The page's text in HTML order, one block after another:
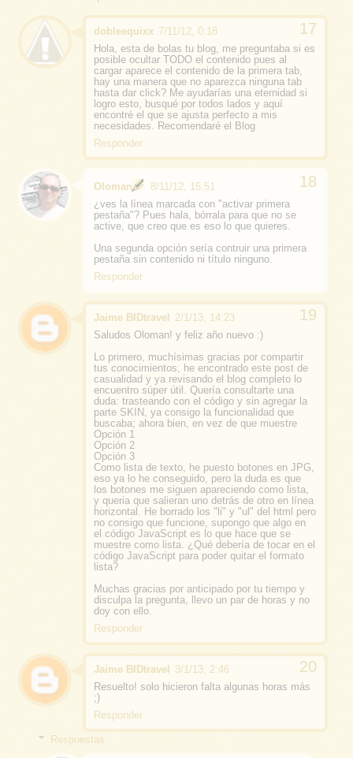
dobleequixx 7/11/12, 0:18
Hola, esta de bolas tu blog, me preguntaba si es
posible ocultar TODO el contenido pues al
cargar aparece el contenido de la primera tab,
hay una manera que no aparezca ninguna tab
hasta dar click? Me ayudarías una eternidad si
logro esto, busqué por todos lados y aquí
encontré el que se ajusta perfecto a mis
necesidades. Recomendaré el Blog
Responder
Oloman
8/11/12, 15:51
¿ves la línea marcada con "activar primera
pestaña"? Pues hala, bórrala para que no se
active, que creo que es eso lo que quieres.
Una segunda opción sería contruir una primera
pestaña sin contenido ni título ninguno.
Responder
Jaime BIDtravel
2/1/13, 14:23
Saludos Oloman! y feliz año nuevo :)
Lo primero, muchísimas gracias por compartir
tus conocimientos, he encontrado este post de
casualidad y ya revisando el blog completo lo
encuentro súper útil. Quería consultarte una
duda: trasteando con el código y sin agregar la
parte SKIN, ya consigo la funcionalidad que
buscaba; ahora bien, en vez de que muestre
Opción 1
Opción 2
Opción 3
Como lista de texto, he puesto botones en JPG,
eso ya lo he conseguido, pero la duda es que
los botones me siguen apareciendo como lista,
y queria que salieran uno detrás de otro en línea
horizontal. He borrado los "li" y "ul" del html pero
no consigo que funcione, supongo que algo en
el código JavaScript es lo que hace que se
muestre como lista. ¿Qué debería de tocar en el
código JavaScript para poder quitar el formato
lista?
Muchas gracias por anticipado por tu tiempo y
disculpa la pregunta, llevo un par de horas y no
doy con ello.
Responder
Jaime BIDtravel
3/1/13, 2:46
Resuelto! solo hicieron falta algunas horas más
;)
Responder
Respuestas